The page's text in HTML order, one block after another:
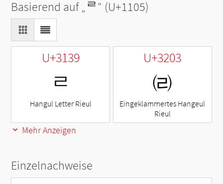
Basierend auf „ᄅ“ (U+1105)
U+3139
ㄹ
Hangul Letter Rieul
U+3203
㈃
Eingeklammertes Hangeul
Rieul
Mehr Anzeigen
Einzelnachweise